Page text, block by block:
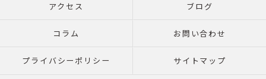
アクセス ブログ
コラム お問い合わせ
プライバシーポリシー サイトマップ